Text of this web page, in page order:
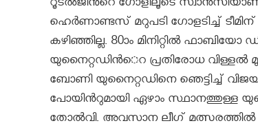
റൂടല്‍ജിൻറെ ഗോളിലൂടെ സ്വാന്‍സിയാണ്
ഹെര്‍ണാണ്ടസ് മറുപടി ഗോളടിച്ച്
കഴിഞ്ഞില്ല. 80ാം മിനിറ്റില്‍
യുനൈറ്റഡിന്‍െറ പ്രതിരോധ വിള്ളല്‍
ബോണി യുനൈറ്റഡിനെ ഞെട്ടിച്ച്
പോയിന്‍റുമായി ഏഴാം സ്ഥാനത്തുള്ള
തോല്‍വി. അവസാന ലീഗ് മത്സരത്തില്‍